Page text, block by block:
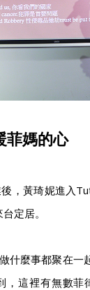
媽的心
，黃琦妮進入
定居。
什麼事都聚在一
，這裡有無數